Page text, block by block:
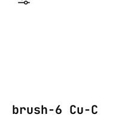
brush-6 Cu-C